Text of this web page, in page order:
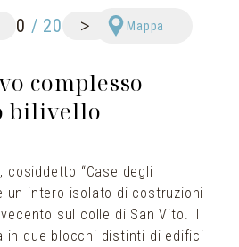
0 / 20 > Mappa
complesso
bilivello
cosiddetto “Case degli
un intero isolato di costruzioni
sul colle di San Vito. Il
in due blocchi distinti di edifici